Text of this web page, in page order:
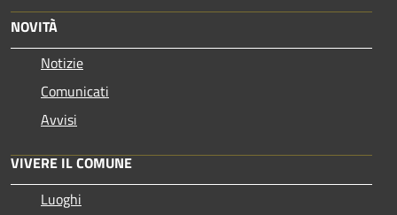
NOVITÀ
Notizie
Comunicati
Avvisi
VIVERE IL COMUNE
Luoghi